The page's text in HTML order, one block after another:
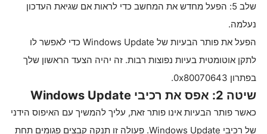
שלב 5: הפעל מחדש את המחשב כדי לראות אם שגיאת העדכון
נעלמה.
הפעל את פותר הבעיות של Windows Update כדי לאפשר לו
לתקן אוטומטית בעיות נפוצות רבות. זה יהיה הצעד הראשון שלך
בפתרון 0x80070643.
שיטה 2: אפס את רכיבי Windows Update
כאשר פותר הבעיות אינו פותר זאת, עליך להמשיך עם האיפוס הידני
של רכיבי Windows Update. פעולה זו תנקה קבצים פגומים תחת